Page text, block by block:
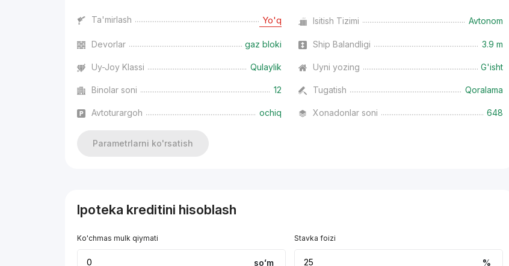
Ta'mirlash Yo'q Isitish Tizimi Avtonom
Devorlar gaz bloki Ship Balandligi 3.9 m
Uy-Joy Klassi Qulaylik Uyni yozing G'isht
Binolar soni 12 Tugatish Qoralama
Avtoturargoh ochiq Xonadonlar soni 648
Parametrlarni ko'rsatish
Ipoteka kreditini hisoblash
Ko'chmas mulk qiymati
soʻm
Stavka foizi
%